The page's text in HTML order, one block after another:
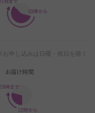
お申し込みは日曜・祝日を除く